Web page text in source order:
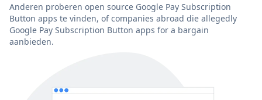
Anderen proberen open source Google Pay Subscription
Button apps te vinden, of companies abroad die allegedly
Google Pay Subscription Button apps for a bargain
aanbieden.